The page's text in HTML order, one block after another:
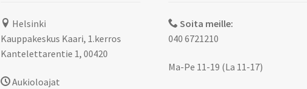
Helsinki
Kauppakeskus Kaari, 1.kerros
Kantelettarentie 1, 00420
Aukioloajat
Soita meille:
040 6721210
Ma-Pe 11-19 (La 11-17)